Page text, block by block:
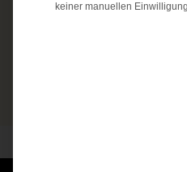
keiner manuellen